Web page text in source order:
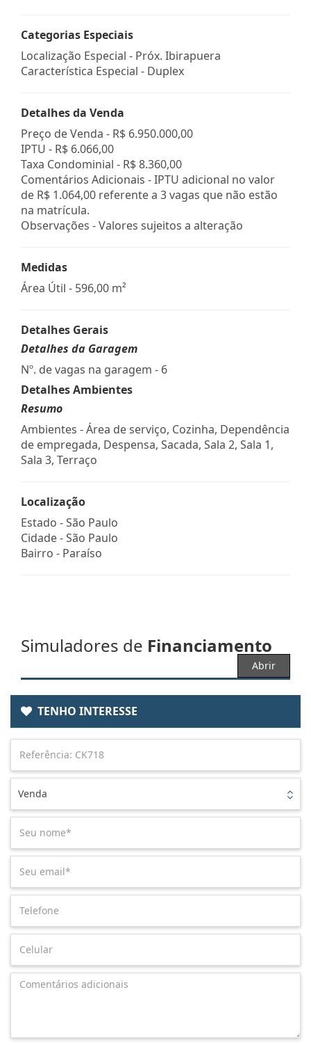
Categorias Especiais
Localização Especial - Próx. Ibirapuera
Característica Especial - Duplex
Detalhes da Venda
Preço de Venda - R$ 6.950.000,00
IPTU - R$ 6.066,00
Taxa Condominial - R$ 8.360,00
Comentários Adicionais - IPTU adicional no valor
de R$ 1.064,00 referente a 3 vagas que não estão
na matrícula.
Observações - Valores sujeitos a alteração
Medidas
Área Útil - 596,00 m²
Detalhes Gerais
Detalhes da Garagem
Nº. de vagas na garagem - 6
Detalhes Ambientes
Resumo
Ambientes - Área de serviço, Cozinha, Dependência
de empregada, Despensa, Sacada, Sala 2, Sala 1,
Sala 3, Terraço
Localização
Estado -São Paulo
Cidade -São Paulo
Bairro - Paraíso
Simuladores de Financiamento
Abrir
TENHO INTERESSE
Venda